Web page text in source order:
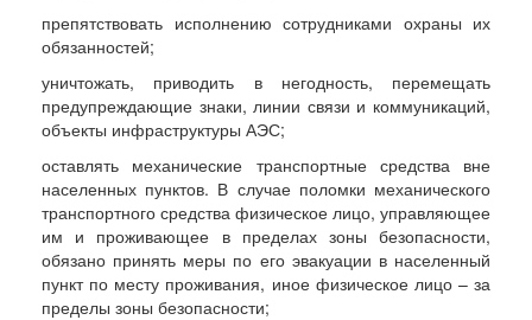
препятствовать исполнению сотрудниками охраны их
обязанностей;
уничтожать, приводить в негодность, перемещать
предупреждающие знаки, линии связи и коммуникаций,
объекты инфраструктуры АЭС;
оставлять механические транспортные средства вне
населенных пунктов. В случае поломки механического
транспортного средства физическое лицо, управляющее
им и проживающее в пределах зоны безопасности,
обязано принять меры по его эвакуации в населенный
пункт по месту проживания, иное физическое лицо – за
пределы зоны безопасности;